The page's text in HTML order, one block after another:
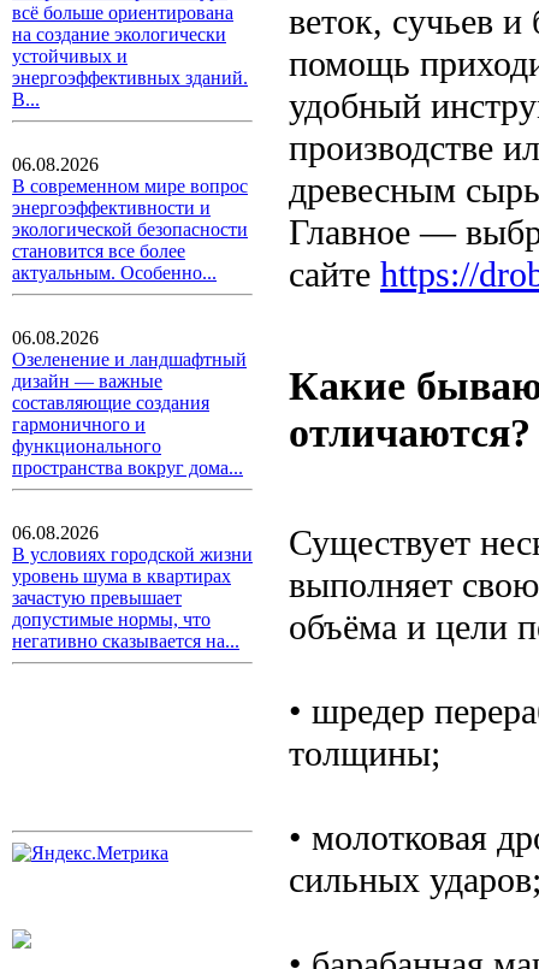
всё больше ориентирована
на создание экологически
устойчивых и
энергоэффективных зданий.
В...
06.08.2026
В современном мире вопрос
энергоэффективности и
экологической безопасности
становится все более
актуальным. Особенно...
06.08.2026
Озеленение и ландшафтный
дизайн — важные
составляющие создания
гармоничного и
функционального
пространства вокруг дома...
06.08.2026
В условиях городской жизни
уровень шума в квартирах
зачастую превышает
допустимые нормы, что
негативно сказывается на...
веток, сучьев
помощь
удобный
производстве
древесным
Главное —
сайте https://
Какие
отличаются?
Существует
выполняет
объёма и цели
• шредер
толщины;
• молотковая
сильных